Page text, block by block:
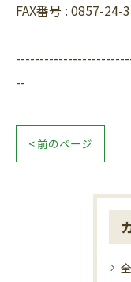
FAX番号 : 0857-24-
--
< 前のページ